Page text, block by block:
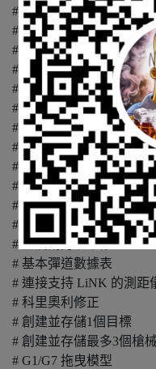
# 數據記錄 - 可調間隔
# 日期和時間
# 數字指南針
# 現場濕度校準/修正程序
# 高對比、陽光可讀的單
# 集成翻轉開啟的風速計
# 直觀觸感的上/下/確認
# LiNK 無線通信 - 選擇
# 最小/最大/平均讀數
# 壓力感應器
# 相對濕度感應器
# 防水等級達 IP67（30
# 空氣動力跳躍修正
# 基本彈道數據表
# 連接支持 LiNK 的測距
# 科里奧利修正
# 創建並存儲1個目標
# 創建並存儲最多3個槍
# G1/G7 拖曳模型